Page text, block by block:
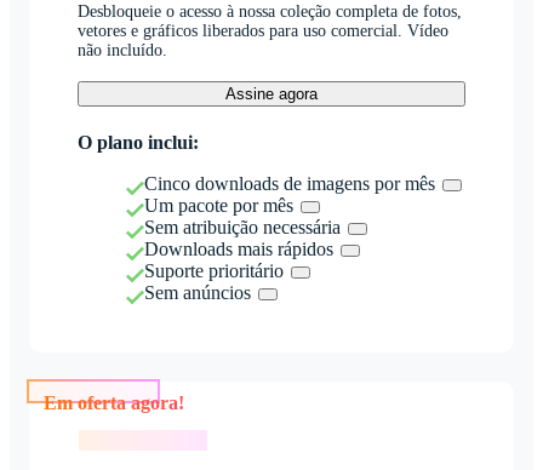
Desbloqueie o acesso à nossa coleção completa de fotos,
vetores e gráficos liberados para uso comercial. Vídeo
não incluído.
Assine agora
O plano inclui:
Cinco downloads de imagens por mês
Um pacote por mês
Sem atribuição necessária
Downloads mais rápidos
Suporte prioritário
Sem anúncios